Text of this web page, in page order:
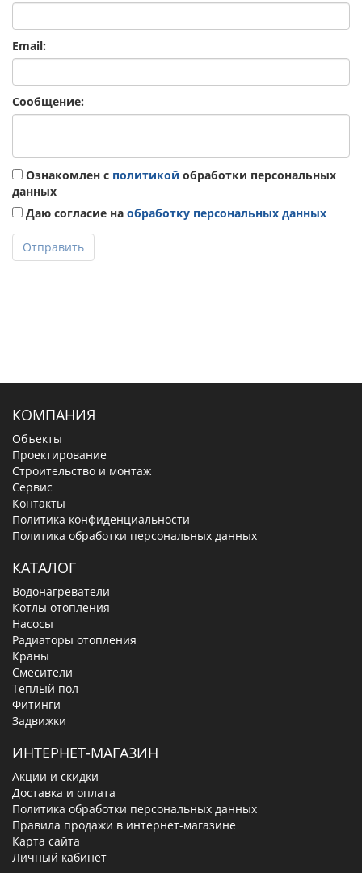
Email:
Сообщение:
Ознакомлен с политикой обработки персональных
данных
Даю согласие на обработку персональных данных
Отправить
КОМПАНИЯ
Объекты
Проектирование
Строительство и монтаж
Сервис
Контакты
Политика конфиденциальности
Политика обработки персональных данных
КАТАЛОГ
Водонагреватели
Котлы отопления
Насосы
Радиаторы отопления
Краны
Смесители
Теплый пол
Фитинги
Задвижки
ИНТЕРНЕТ-МАГАЗИН
Акции и скидки
Доставка и оплата
Политика обработки персональных данных
Правила продажи в интернет-магазине
Карта сайта
Личный кабинет